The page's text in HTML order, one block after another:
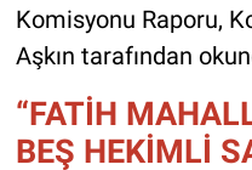
Komisyonu Raporu,
Aşkın tarafından
“FATİH
BEŞ HEKİMLİ